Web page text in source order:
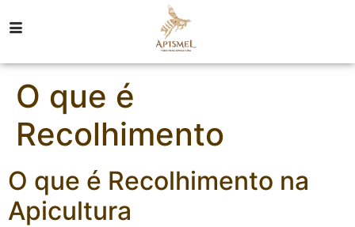
O que é
Recolhimento
O que é Recolhimento na
Apicultura